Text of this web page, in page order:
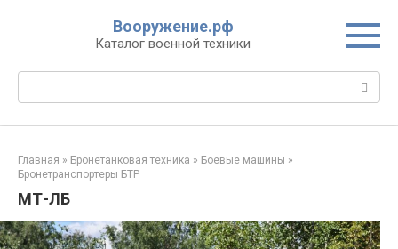
Вооружение.рф
Каталог военной техники
Поиск:
Главная » Бронетанковая техника » Боевые машины »
Бронетранспортеры БТР
МТ-ЛБ